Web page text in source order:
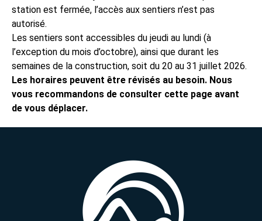
station est fermée, l’accès aux sentiers n’est pas
autorisé.
Les sentiers sont accessibles du jeudi au lundi (à
l’exception du mois d’octobre), ainsi que durant les
semaines de la construction, soit du 20 au 31 juillet 2026.
Les horaires peuvent être révisés au besoin. Nous
vous recommandons de consulter cette page avant
de vous déplacer.